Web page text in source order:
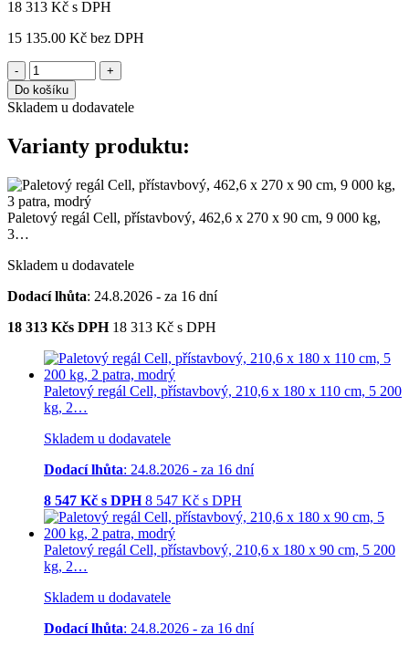
18 313 Kč s DPH
15 135.00 Kč bez DPH
-
+
Do košíku
Skladem u dodavatele
Varianty produktu:
Paletový regál Cell, přístavbový, 462,6 x 270 x 90 cm, 9 000 kg,
3…
Skladem u dodavatele
Dodací lhůta: 24.8.2026 - za 16 dní
18 313 Kčs DPH 18 313 Kč s DPH
Paletový regál Cell, přístavbový, 210,6 x 180 x 110 cm, 5 200
kg, 2…
Skladem u dodavatele
Dodací lhůta: 24.8.2026 - za 16 dní
8 547 Kč s DPH 8 547 Kč s DPH
Paletový regál Cell, přístavbový, 210,6 x 180 x 90 cm, 5 200
kg, 2…
Skladem u dodavatele
Dodací lhůta: 24.8.2026 - za 16 dní